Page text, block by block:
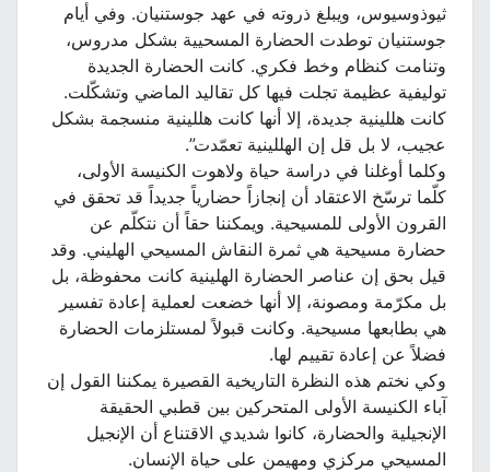
ثيوذوسيوس، ويبلغ ذروته في عهد جوستنيان. وفي أيام
جوستنيان توطدت الحضارة المسحيية بشكل مدروس،
وتنامت كنظام وخط فكري. كانت الحضارة الجديدة
توليفية عظيمة تجلت فيها كل تقاليد الماضي وتشكّلت.
كانت هللينية جديدة، إلا أنها كانت هللينية منسجمة بشكل
عجيب، لا بل قل إن الهللينية تعمّدت”.
وكلما أوغلنا في دراسة حياة ولاهوت الكنيسة الأولى،
كلّما ترسّخ الاعتقاد أن إنجازاً حضارياً جديداً قد تحقق في
القرون الأولى للمسيحية. ويمكننا حقاً أن نتكلّم عن
حضارة مسيحية هي ثمرة النقاش المسيحي الهليني. وقد
قيل بحق إن عناصر الحضارة الهلينية كانت محفوظة، بل
بل مكرّمة ومصونة، إلا أنها خضعت لعملية إعادة تفسير
هي بطابعها مسيحية. وكانت قبولاً لمستلزمات الحضارة
فضلاً عن إعادة تقييم لها.
وكي نختم هذه النظرة التاريخية القصيرة يمكننا القول إن
آباء الكنيسة الأولى المتحركين بين قطبي الحقيقة
الإنجيلية والحضارة، كانوا شديدي الاقتناع أن الإنجيل
المسيحي مركزي ومهيمن على حياة الإنسان.